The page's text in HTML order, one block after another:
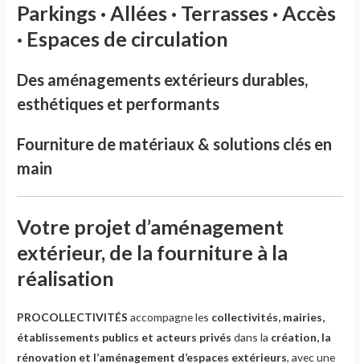
Parkings · Allées · Terrasses · Accès
· Espaces de circulation
Des aménagements extérieurs durables,
esthétiques et performants
Fourniture de matériaux & solutions clés en
main
Votre projet d’aménagement
extérieur, de la fourniture à la
réalisation
PROCOLLECTIVITÉS accompagne les collectivités, mairies,
établissements publics et acteurs privés dans la création, la
rénovation et l’aménagement d’espaces extérieurs, avec une